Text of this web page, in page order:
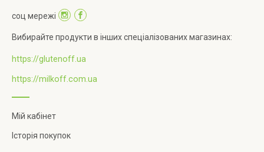
соц мережі
Вибирайте продукти в інших спеціалізованих магазинах:
https://glutenoff.ua
https://milkoff.com.ua
Мій кабінет
Історія покупок